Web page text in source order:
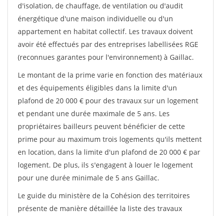
d'isolation, de chauffage, de ventilation ou d'audit
énergétique d'une maison individuelle ou d'un
appartement en habitat collectif. Les travaux doivent
avoir été effectués par des entreprises labellisées RGE
(reconnues garantes pour l'environnement) à Gaillac.
Le montant de la prime varie en fonction des matériaux
et des équipements éligibles dans la limite d'un
plafond de 20 000 € pour des travaux sur un logement
et pendant une durée maximale de 5 ans. Les
propriétaires bailleurs peuvent bénéficier de cette
prime pour au maximum trois logements qu'ils mettent
en location, dans la limite d'un plafond de 20 000 € par
logement. De plus, ils s'engagent à louer le logement
pour une durée minimale de 5 ans Gaillac.
Le guide du ministère de la Cohésion des territoires
présente de manière détaillée la liste des travaux